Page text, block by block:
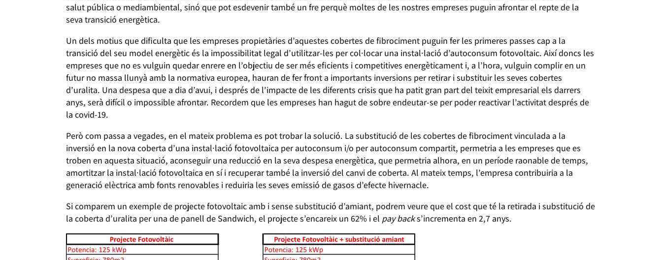
salut pública o mediambiental, sinó que pot esdevenir també un fre perquè moltes de les nostres empreses puguin afrontar el repte de la
seva transició energètica.
Un dels motius que dificulta que les empreses propietàries d’aquestes cobertes de fibrociment puguin fer les primeres passes cap a la
transició del seu model energètic és la impossibilitat legal d’utilitzar-les per col·locar una instal·lació d’autoconsum fotovoltaic. Així doncs les
empreses que no es vulguin quedar enrere en l’objectiu de ser més eficients i competitives energèticament i, a l’hora, vulguin complir en un
futur no massa llunyà amb la normativa europea, hauran de fer front a importants inversions per retirar i substituir les seves cobertes
d’uralita. Una despesa que a dia d’avui, i després de l’impacte de les diferents crisis que ha patit gran part del teixit empresarial els darrers
anys, serà difícil o impossible afrontar. Recordem que les empreses han hagut de sobre endeutar-se per poder reactivar l’activitat després de
la covid-19.
Però com passa a vegades, en el mateix problema es pot trobar la solució. La substitució de les cobertes de fibrociment vinculada a la
inversió en la nova coberta d’una instal·lació fotovoltaica per autoconsum i/o per autoconsum compartit, permetria a les empreses que es
troben en aquesta situació, aconseguir una reducció en la seva despesa energètica, que permetria alhora, en un període raonable de temps,
amortitzar la instal·lació fotovoltaica en sí i recuperar també la inversió del canvi de coberta. Al mateix temps, l’empresa contribuiria a la
generació elèctrica amb fonts renovables i reduiria les seves emissió de gasos d’efecte hivernacle.
Si comparem un exemple de projecte fotovoltaic amb i sense substitució d’amiant, podrem veure que el cost que té la retirada i substitució de
la coberta d’uralita per una de panell de Sandwich, el projecte s’encareix un 62% i el pay backs’incrementa en 2,7 anys.